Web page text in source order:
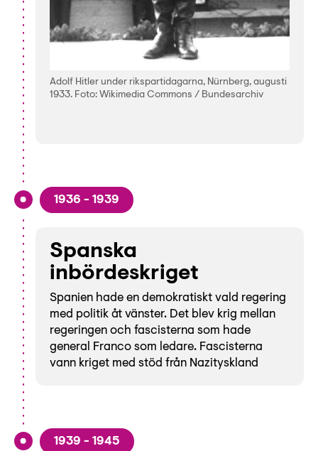
Adolf Hitler under rikspartidagarna, Nürnberg, augusti
1933. Foto: Wikimedia Commons / Bundesarchiv
1936 - 1939
Spanska
inbördeskriget
Spanien hade en demokratiskt vald regering
med politik åt vänster. Det blev krig mellan
regeringen och fascisterna som hade
general Franco som ledare. Fascisterna
vann kriget med stöd från Nazityskland
1939 - 1945